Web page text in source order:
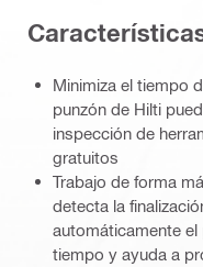
Minimiza el tiempo
punzón de Hilti
inspección de
gratuitos
Trabajo de forma
detecta la
automáticamente
tiempo y ayuda a